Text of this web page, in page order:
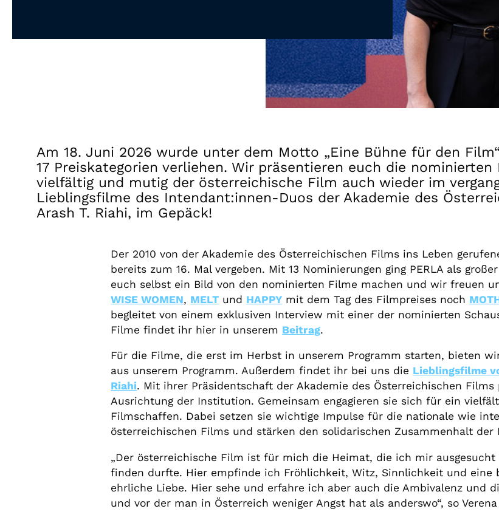
Account
Suche
Am 18. Juni 2026 wurde unter dem Motto „Eine Bühne für den
17 Preiskategorien verliehen. Wir präsentieren euch die
vielfältig und mutig der österreichische Film auch wieder im
Lieblingsfilme des Intendant:innen-Duos der Akademie des
Arash T. Riahi, im Gepäck!
Der 2010 von der Akademie des Österreichischen Films ins Leben
bereits zum 16. Mal vergeben. Mit 13 Nominierungen ging PERLA als
euch selbst ein Bild von den nominierten Filme machen und wir freuen
WISE WOMEN, MELT und HAPPY mit dem Tag des Filmpreises noch
begleitet von einem exklusiven Interview mit einer der nominierten
Filme findet ihr hier in unserem Beitrag.
Für die Filme, die erst im Herbst in unserem Programm starten, bieten
aus unserem Programm. Außerdem findet ihr bei uns die Lieblingsfilme
Riahi. Mit ihrer Präsidentschaft der Akademie des Österreichischen Films
Ausrichtung der Institution. Gemeinsam engagieren sie sich für ein
Filmschaffen. Dabei setzen sie wichtige Impulse für die nationale wie
österreichischen Films und stärken den solidarischen Zusammenhalt der
„Der österreichische Film ist für mich die Heimat, die ich mir
finden durfte. Hier empfinde ich Fröhlichkeit, Witz, Sinnlichkeit und eine
ehrliche Liebe. Hier sehe und erfahre ich aber auch die Ambivalenz und
und vor der man in Österreich weniger Angst hat als anderswo“, so